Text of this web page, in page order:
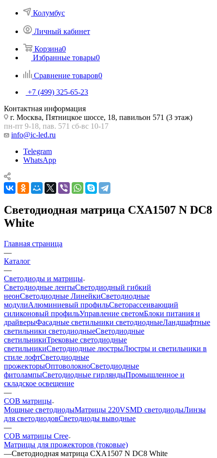
Колумбус
Личный кабинет
Корзина0
Избранные товары0
Сравнение товаров0
+7 (499) 325-65-23
Контактная информация
г. Москва, Пятницкое шоссе, 18, павильон 571 (3 этаж)
пн-пт 9-18, пав. 571 сб-вс 10-17
info@ic-led.ru
Telegram
WhatsApp
Светодиодная матрица CXA1507 N DC8
White
Главная страница
—
Каталог
—
Светодиоды и матрицы
Светодиодные лентыСветодиодный гибкий
неонСветодиодные ЛинейкиСветодиодные
модулиАлюминиевый профильСветорассеивающий
силиконовый профильУправление светомБлоки питания и
драйверыФасадные светильники светодиодныеЛандшафтные
светильники светодиодныеСветодиодные
светильникиТрековые светодиодные
светильникиСветодиодные люстрыЛюстры и светильники в
стиле лофтСветодиодные
прожекторыОптоволокноСветодиодные
фитолампыСветодиодные гирляндыПромышленное и
складское освещение
—
COB матрицы
Мощные светодиодыМатрицы 220VSMD светодиодыЛинзы
для светодиодовСветодиоды выводные
—
COB матрицы Cree
Матрицы для прожекторов (токовые)
—Светодиодная матрица CXA1507 N DC8 White